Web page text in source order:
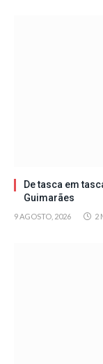
De tasca em
Guimarães
9 AGOSTO, 2026 2